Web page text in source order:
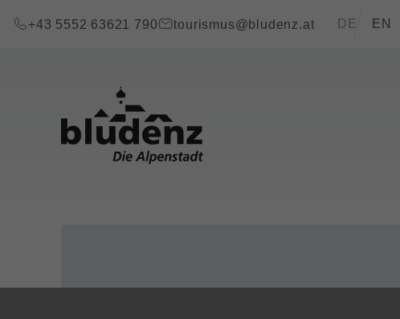
+43 5552 63621 790
tourismus@bludenz.at DE EN